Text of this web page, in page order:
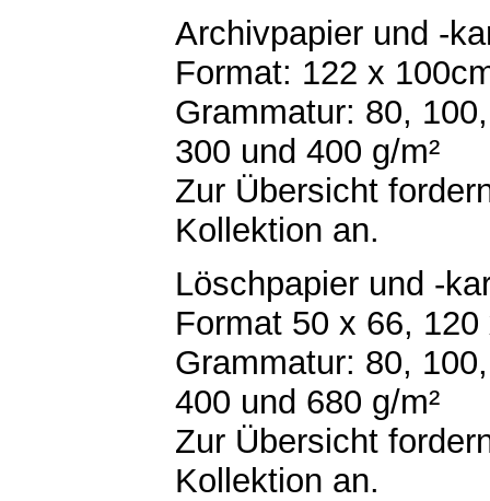
Archivpapier und -
Format: 122 x
Grammatur: 80,
300 und 400 g/m²
Zur Übersicht
Kollektion an.
Löschpapier und -
Format 50 x 66,
Grammatur: 80,
400 und 680 g/m²
Zur Übersicht
Kollektion an.